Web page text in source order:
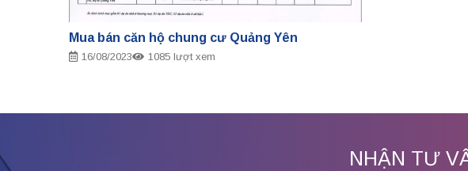
Mua bán căn hộ chung cư Quảng Yên
16/08/2023 1085 lượt xem
NHẬN TƯ